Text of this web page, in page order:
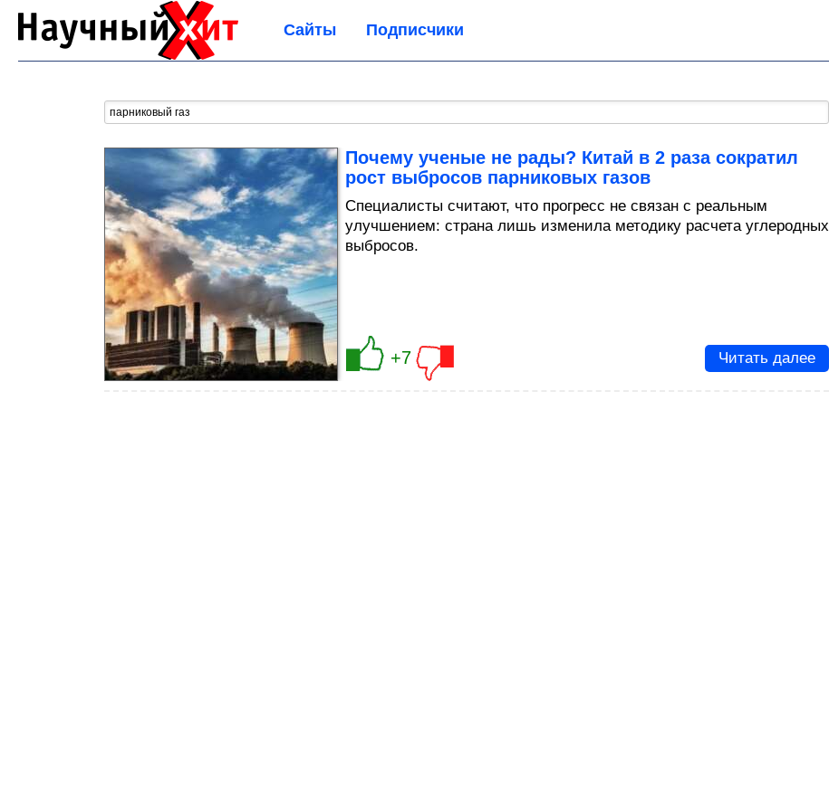
Сайты Подписчики
Почему ученые не рады? Китай в 2 раза сократил
рост выбросов парниковых газов
Специалисты считают, что прогресс не связан с реальным
улучшением: страна лишь изменила методику расчета углеродных
выбросов.
+7 Читать далее